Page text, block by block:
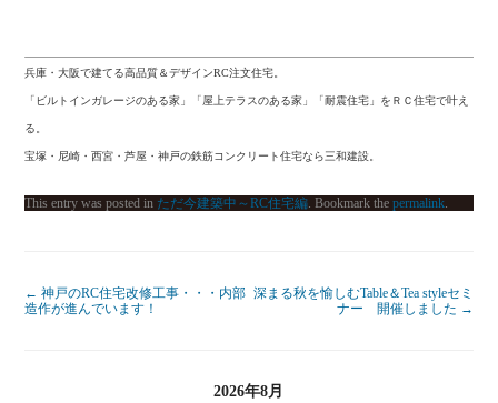
兵庫・大阪で建てる高品質＆デザインRC注文住宅。
「ビルトインガレージのある家」「屋上テラスのある家」「耐震住宅」をＲＣ住宅で叶え
る。
宝塚・尼崎・西宮・芦屋・神戸の鉄筋コンクリート住宅なら三和建設。
This entry was posted in ただ今建築中～RC住宅編 . Bookmark thepermalink
← 神戸のRC住宅改修工事・・・内部
造作が進んでいます！
深まる秋を愉しむTable＆Tea styleセミ
ナー 開催しました →
2026年8月